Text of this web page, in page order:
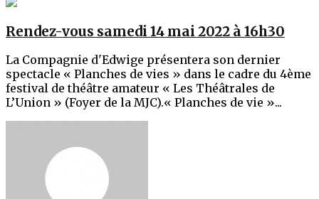
Rendez-vous samedi 14 mai 2022 à 16h30
La Compagnie d'Edwige présentera son dernier
spectacle « Planches de vies » dans le cadre du 4ème
festival de théâtre amateur « Les Théâtrales de
L’Union » (Foyer de la MJC).« Planches de vie »...